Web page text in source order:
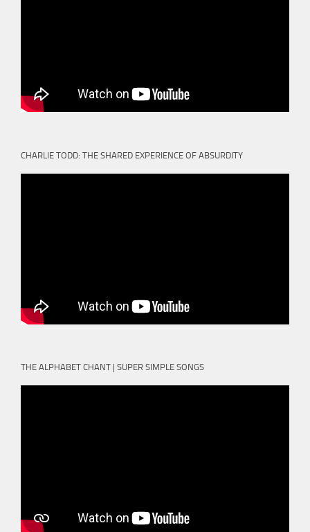
CHARLIE TODD: THE SHARED EXPERIENCE OF ABSURDITY
THE ALPHABET CHANT | SUPER SIMPLE SONGS